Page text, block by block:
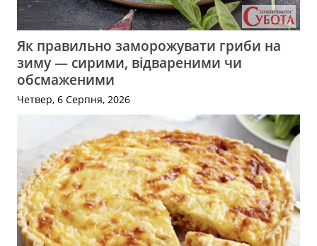
Як правильно заморожувати гриби на
зиму — сирими, відвареними чи
обсмаженими
Четвер, 6 Серпня, 2026